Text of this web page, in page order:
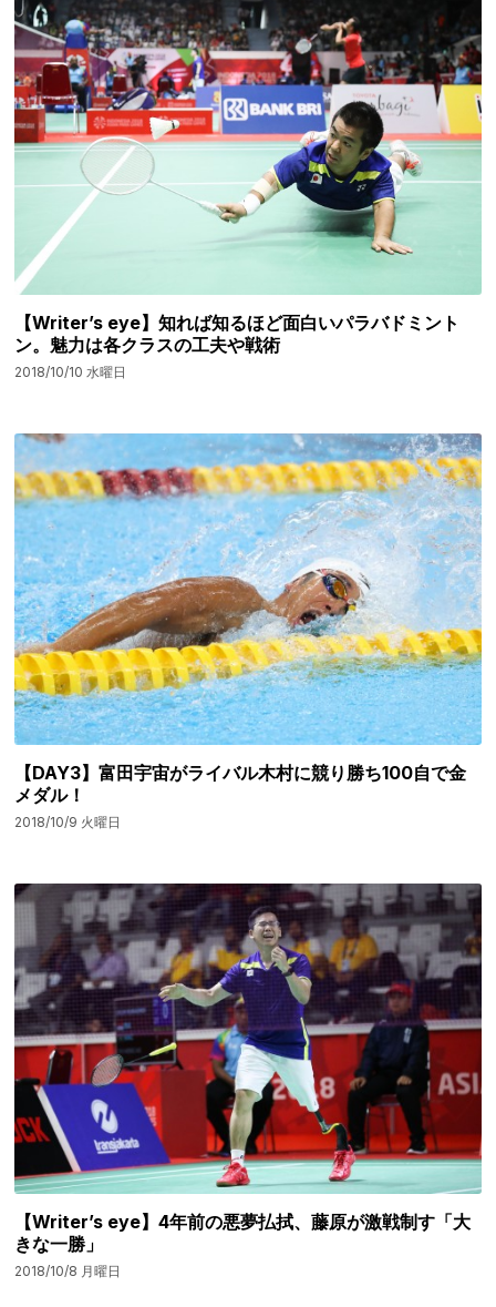
【Writer’s eye】知れば知るほど面白いパラバドミント
ン。魅力は各クラスの工夫や戦術
2018/10/10 水曜日
【DAY3】富田宇宙がライバル木村に競り勝ち100自で金
メダル！
2018/10/9 火曜日
【Writer’s eye】4年前の悪夢払拭、藤原が激戦制す「大
きな一勝」
2018/10/8 月曜日